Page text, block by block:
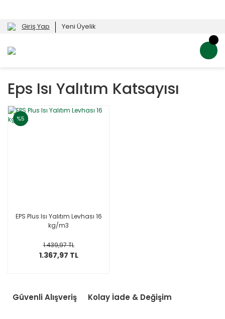
Giriş Yap Yeni Üyelik
Eps Isı Yalıtım Katsayısı
%5
EPS Plus Isı Yalıtım Levhası 16
kg/m3
1.439,97 TL
1.367,97 TL
Güvenli Alışveriş Kolay İade & Değişim